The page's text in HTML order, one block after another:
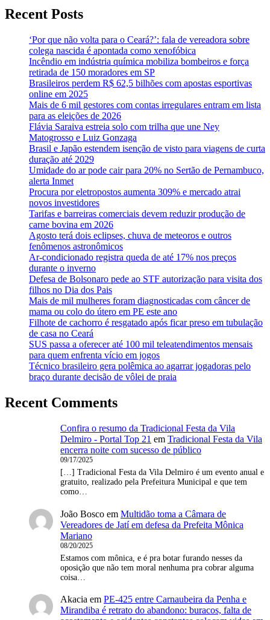
Recent Posts
‘Por que não volta para o Ceará?’: fala de vereadora sobre
colega nascida é apontada como xenofóbica
Incêndio em indústria química mobiliza bombeiros e força
retirada de 150 moradores em SP
Brasileiros perdem R$ 62,5 bilhões com apostas esportivas
online em 2025
Mais de 6 mil gestores com contas irregulares entram em lista
para as eleições de 2026
Flávia Saraiva estreia solo com trilha que une Ney
Matogrosso e Luiz Gonzaga
Brasil e Japão estendem isenção de visto para viagens de curta
duração até 2029
Umidade do ar pode cair para 20% no Sertão de Pernambuco,
alerta Inmet
Procura por eletropostos aumenta 309% e mercado atrai
novos investidores
Tarifas e barreiras comerciais devem reduzir produção de
carne bovina em 2026
Agosto terá dois eclipses, chuva de meteoros e outros
fenômenos astronômicos
Ar-condicionado registra queda de até 17% nos preços
durante o inverno
Defesa de Bolsonaro pede ao STF autorização para visita dos
filhos no Dia dos Pais
Mais de mil mulheres foram diagnosticadas com câncer de
mama ou colo do útero em PE este ano
Filhote de cachorro é resgatado após ficar preso em tubulação
de casa no Ceará
SUS passa a oferecer até 100 mil teleatendimentos mensais
para quem enfrenta vício em jogos
Técnico brasileiro gera polêmica ao agarrar jogadoras pelo
braço durante decisão de vôlei de praia
Recent Comments
Confira o resumo da Tradicional Festa da Vila
Delmiro - Portal Top 21 em Tradicional Festa da Vila
encerra noite com sucesso de público
09/17/2025
[…] Tradicional Festa da Vila Delmiro é um evento anual e
gratuito, realizado pela Prefeitura Municipal e que tem
como…
João Bosco em Multidão toma a Câmara de
Vereadores de Jatí em defesa da Prefeita Mônica
Mariano
08/20/2025
Estamos com mônica, e é pra botar furando nesses da
oposição que não tem moral nenhuma pra cobrar alguma
coisa…
Akacia em PE-425 entre Carnaubeira da Penha e
Mirandiba é retrato do abandono: buracos, falta de